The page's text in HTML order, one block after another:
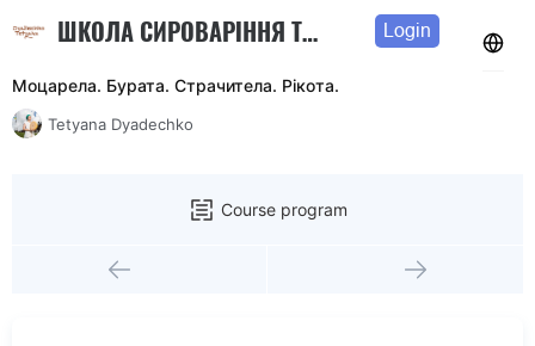
ШКОЛА СИРОВАРІННЯ ТЕТЯНИ ДЯДЕЧКО Login
Моцарела. Бурата. Страчитела. Рікота.
Tetyana Dyadechko
Course program